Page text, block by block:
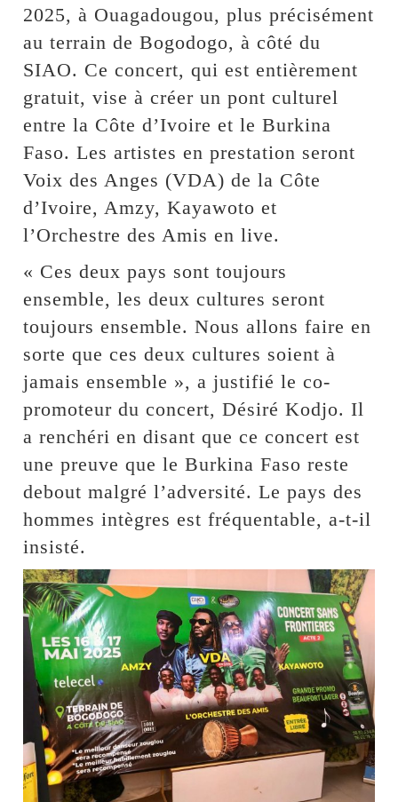
2025, à Ouagadougou, plus précisément
au terrain de Bogodogo, à côté du
SIAO. Ce concert, qui est entièrement
gratuit, vise à créer un pont culturel
entre la Côte d’Ivoire et le Burkina
Faso. Les artistes en prestation seront
Voix des Anges (VDA) de la Côte
d’Ivoire, Amzy, Kayawoto et
l’Orchestre des Amis en live.
« Ces deux pays sont toujours
ensemble, les deux cultures seront
toujours ensemble. Nous allons faire en
sorte que ces deux cultures soient à
jamais ensemble », a justifié le co-
promoteur du concert, Désiré Kodjo. Il
a renchéri en disant que ce concert est
une preuve que le Burkina Faso reste
debout malgré l’adversité. Le pays des
hommes intègres est fréquentable, a-t-il
insisté.